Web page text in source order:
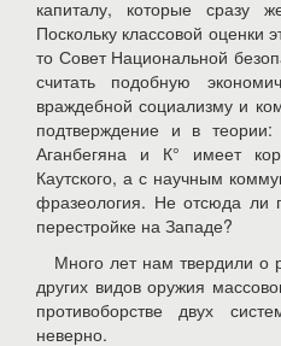
капиталу, которые
Поскольку классовой
то Совет Национальной
считать подобную
враждебной социализму и
подтверждение и в
Аганбегяна и К° имеет
Каутского, а с научным
фразеология. Не отсюда ли
перестройке на Западе?
Много лет нам твердили
других видов оружия
противоборстве двух
неверно.